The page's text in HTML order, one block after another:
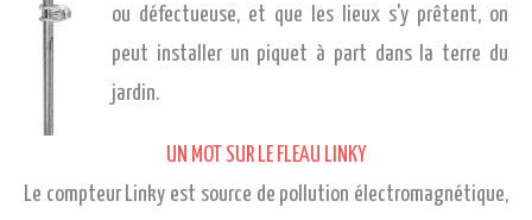
ou défectueuse, et que les lieux s'y prêtent, on
peut installer un piquet à part dans la terre du
jardin.
UN MOT SUR LE FLEAU LINKY
Le compteur Linky est source de pollution électromagnétique,